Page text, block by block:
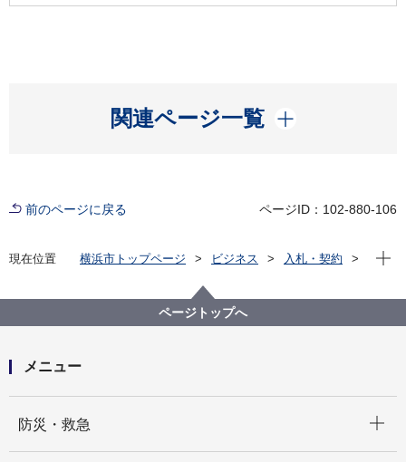
関連ページ一覧
開く
前のページに戻る ページID：102-880-106
現在位置 横浜市トップページ ビジネス
入札・契約
【入札結果掲載】【公募型指名競争入札】神奈川地区
センターほか13か所照明器具調査委託
現在
ページトップへ
メニュー
防災・救急